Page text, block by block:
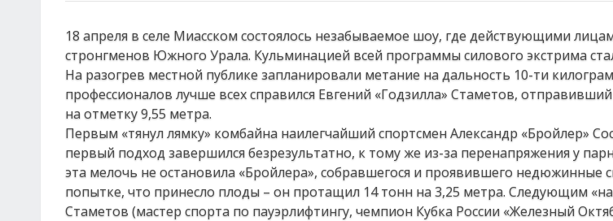
18 апреля в селе Миасском состоялось незабываемое шоу, где действующими
стронгменов Южного Урала. Кульминацией всей программы силового экстрима
На разогрев местной публике запланировали метание на дальность 10-ти
профессионалов лучше всех справился Евгений «Годзилла» Стаметов,
на отметку 9,55 метра.
Первым «тянул лямку» комбайна наилегчайший спортсмен Александр «Бройлер»
первый подход завершился безрезультатно, к тому же из-за перенапряжения у
эта мелочь не остановила «Бройлера», собравшегося и проявившего недюжинные
попытке, что принесло плоды – он протащил 14 тонн на 3,25 метра. Следующим
Стаметов (мастер спорта по пауэрлифтингу, чемпион Кубка России «Железный